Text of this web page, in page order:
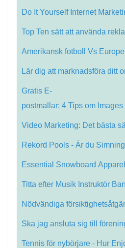
Gratis E-
postmallar: 4 Tips om Images
Essential Snowboard Apparel